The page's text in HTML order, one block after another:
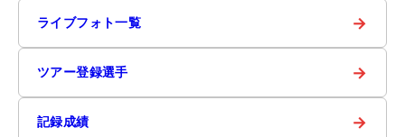
ライブフォト一覧 →
ツアー登録選手 →
記録成績 →